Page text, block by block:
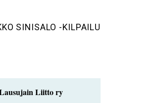
SINISALO -KILPAILU
Liitto ry